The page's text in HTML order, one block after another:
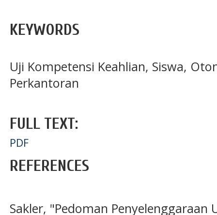
KEYWORDS
Uji Kompetensi Keahlian, Siswa,
Perkantoran
FULL TEXT:
PDF
REFERENCES
Sakler, "Pedoman Penyelenggaraan